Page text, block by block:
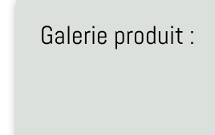
Galerie produit :